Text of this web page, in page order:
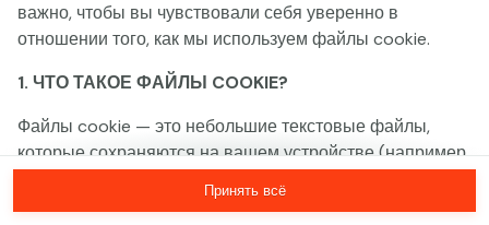
важно, чтобы вы чувствовали себя уверенно в
отношении того, как мы используем файлы cookie.
1. ЧТО ТАКОЕ ФАЙЛЫ COOKIE?
Файлы cookie — это небольшие текстовые файлы,
которые сохраняются на вашем устройстве (например,
на компьютере, мобильном телефоне или планшете)
при посещении наших веб-сайтов. Размещение
Принять всё